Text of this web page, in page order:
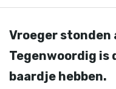
Vroeger stonden
Tegenwoordig is
baardje hebben.